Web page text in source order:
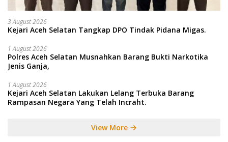
3 August 2026
Kejari Aceh Selatan Tangkap DPO Tindak Pidana Migas.
1 August 2026
Polres Aceh Selatan Musnahkan Barang Bukti Narkotika
Jenis Ganja,
1 August 2026
Kejari Aceh Selatan Lakukan Lelang Terbuka Barang
Rampasan Negara Yang Telah Incraht.
View More